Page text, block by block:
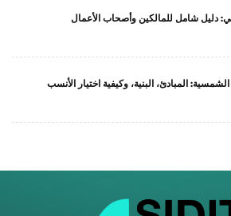
دليل شامل للمالكين وأصحاب الأعمال
المبادئ، البنية، وكيفية اختيار الأنسب